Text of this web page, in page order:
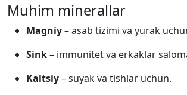
Muhim minerallar
Magniy– asab tizimi va yurak
Sink– immunitet va erkaklar
Kaltsiy– suyak va tishlar uchun.